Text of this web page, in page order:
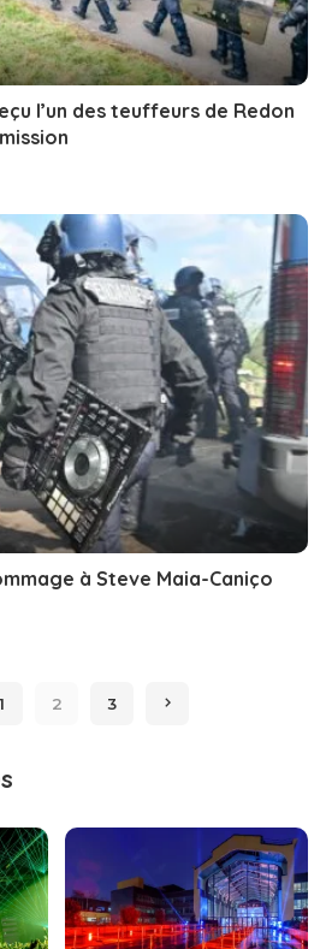
l’un des teuffeurs de Redon
à Steve Maia-Caniço
1 2 3